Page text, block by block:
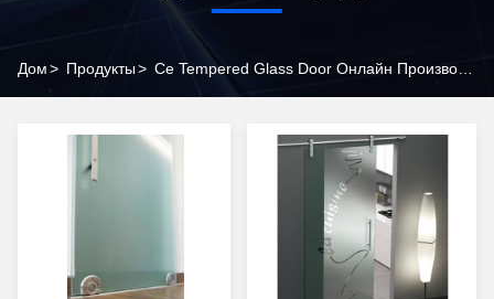
Дом> Продукты>